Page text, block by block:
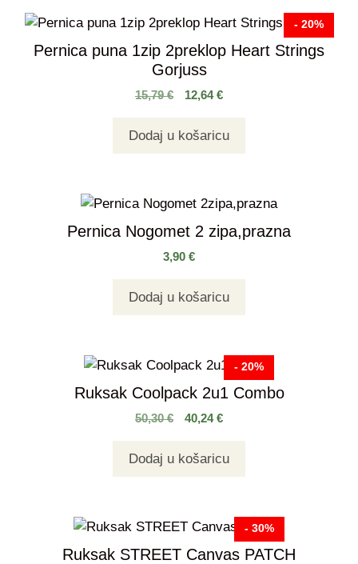
- 20%
Pernica puna 1zip 2preklop Heart Strings
Gorjuss
15,79€ 12,64€
Dodaj u košaricu
Pernica Nogomet 2 zipa,prazna
3,90 €
Dodaj u košaricu
- 20%
Ruksak Coolpack 2u1 Combo
50,30€ 40,24€
Dodaj u košaricu
- 30%
Ruksak STREET Canvas PATCH